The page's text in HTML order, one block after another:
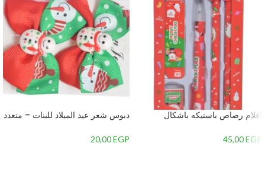
اقلام رصاص باستيكه باشكال
-متعدداللون – 1
45,00EGP
دبوس شعر عيد الميلاد للبنات – متعدد
20,00EGP